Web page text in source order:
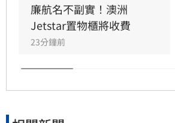
民提前檢查陽台排水、固定招
前往山區或海邊，並透過新北
握最新防災資訊，共同守護城市
廉航名不副實！澳洲
Jetstar置物櫃將收費
23分鐘前